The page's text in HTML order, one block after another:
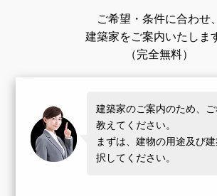
ご希望・条件に合わせ、
建築家をご案内いたしま
（完全無料）
建築家のご案内のため、
教えてください。
まずは、建物の用途及び
択してください。